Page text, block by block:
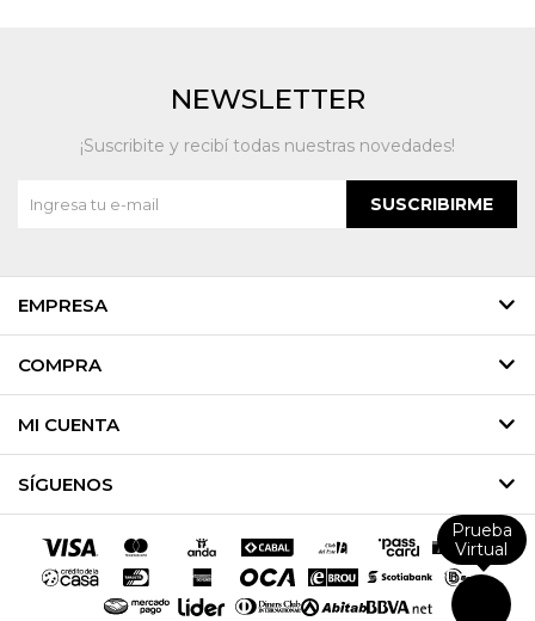
EMPRESA
COMPRA
MI CUENTA
SÍGUENOS
NEWSLETTER
¡Suscribite y recibí todas nuestras novedades!
SUSCRIBIRME
Prueba
Virtual